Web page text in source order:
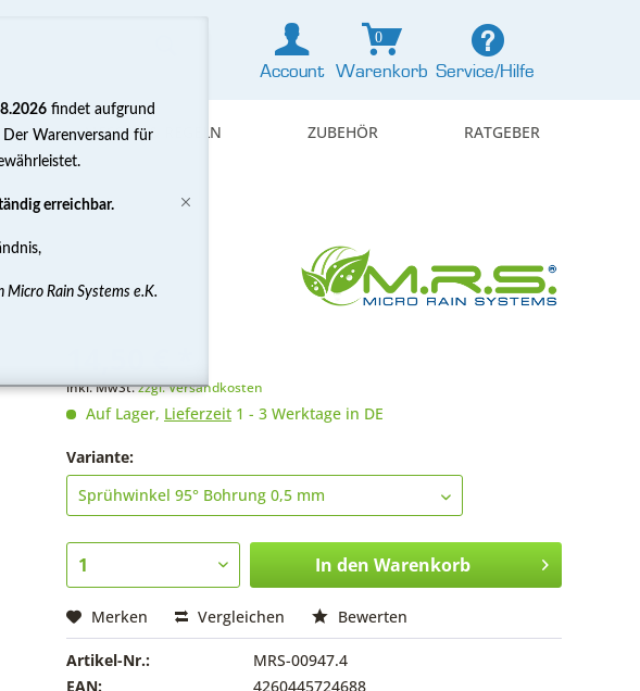
Service/Hilfe
Account
0
Warenkorb
MESSEN & REGELN ZUBEHÖR RATGEBER
inkl. MwSt.zzgl. Versandkosten
Auf Lager, Lieferzeit 1 - 3 Werktage in DE
Variante:
In den Warenkorb
Merken Vergleichen Bewerten
Artikel-Nr.:
MRS-00947.4
EAN:
4260445724688
findet aufgrund
Warenversand für
erreichbar.
Micro Rain Systems e.K.